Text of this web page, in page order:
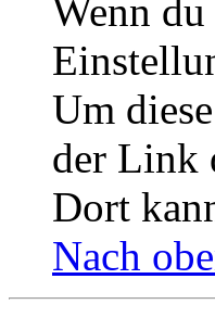
Wenn
Um
der Link
Dort
Nach